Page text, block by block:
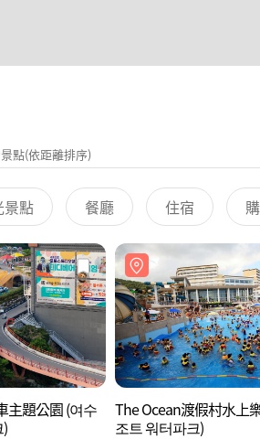
點(依距離排序)
景點 餐廳 住宿
主題公園 (여수
The Ocean渡假村水上
조트 워터파크)